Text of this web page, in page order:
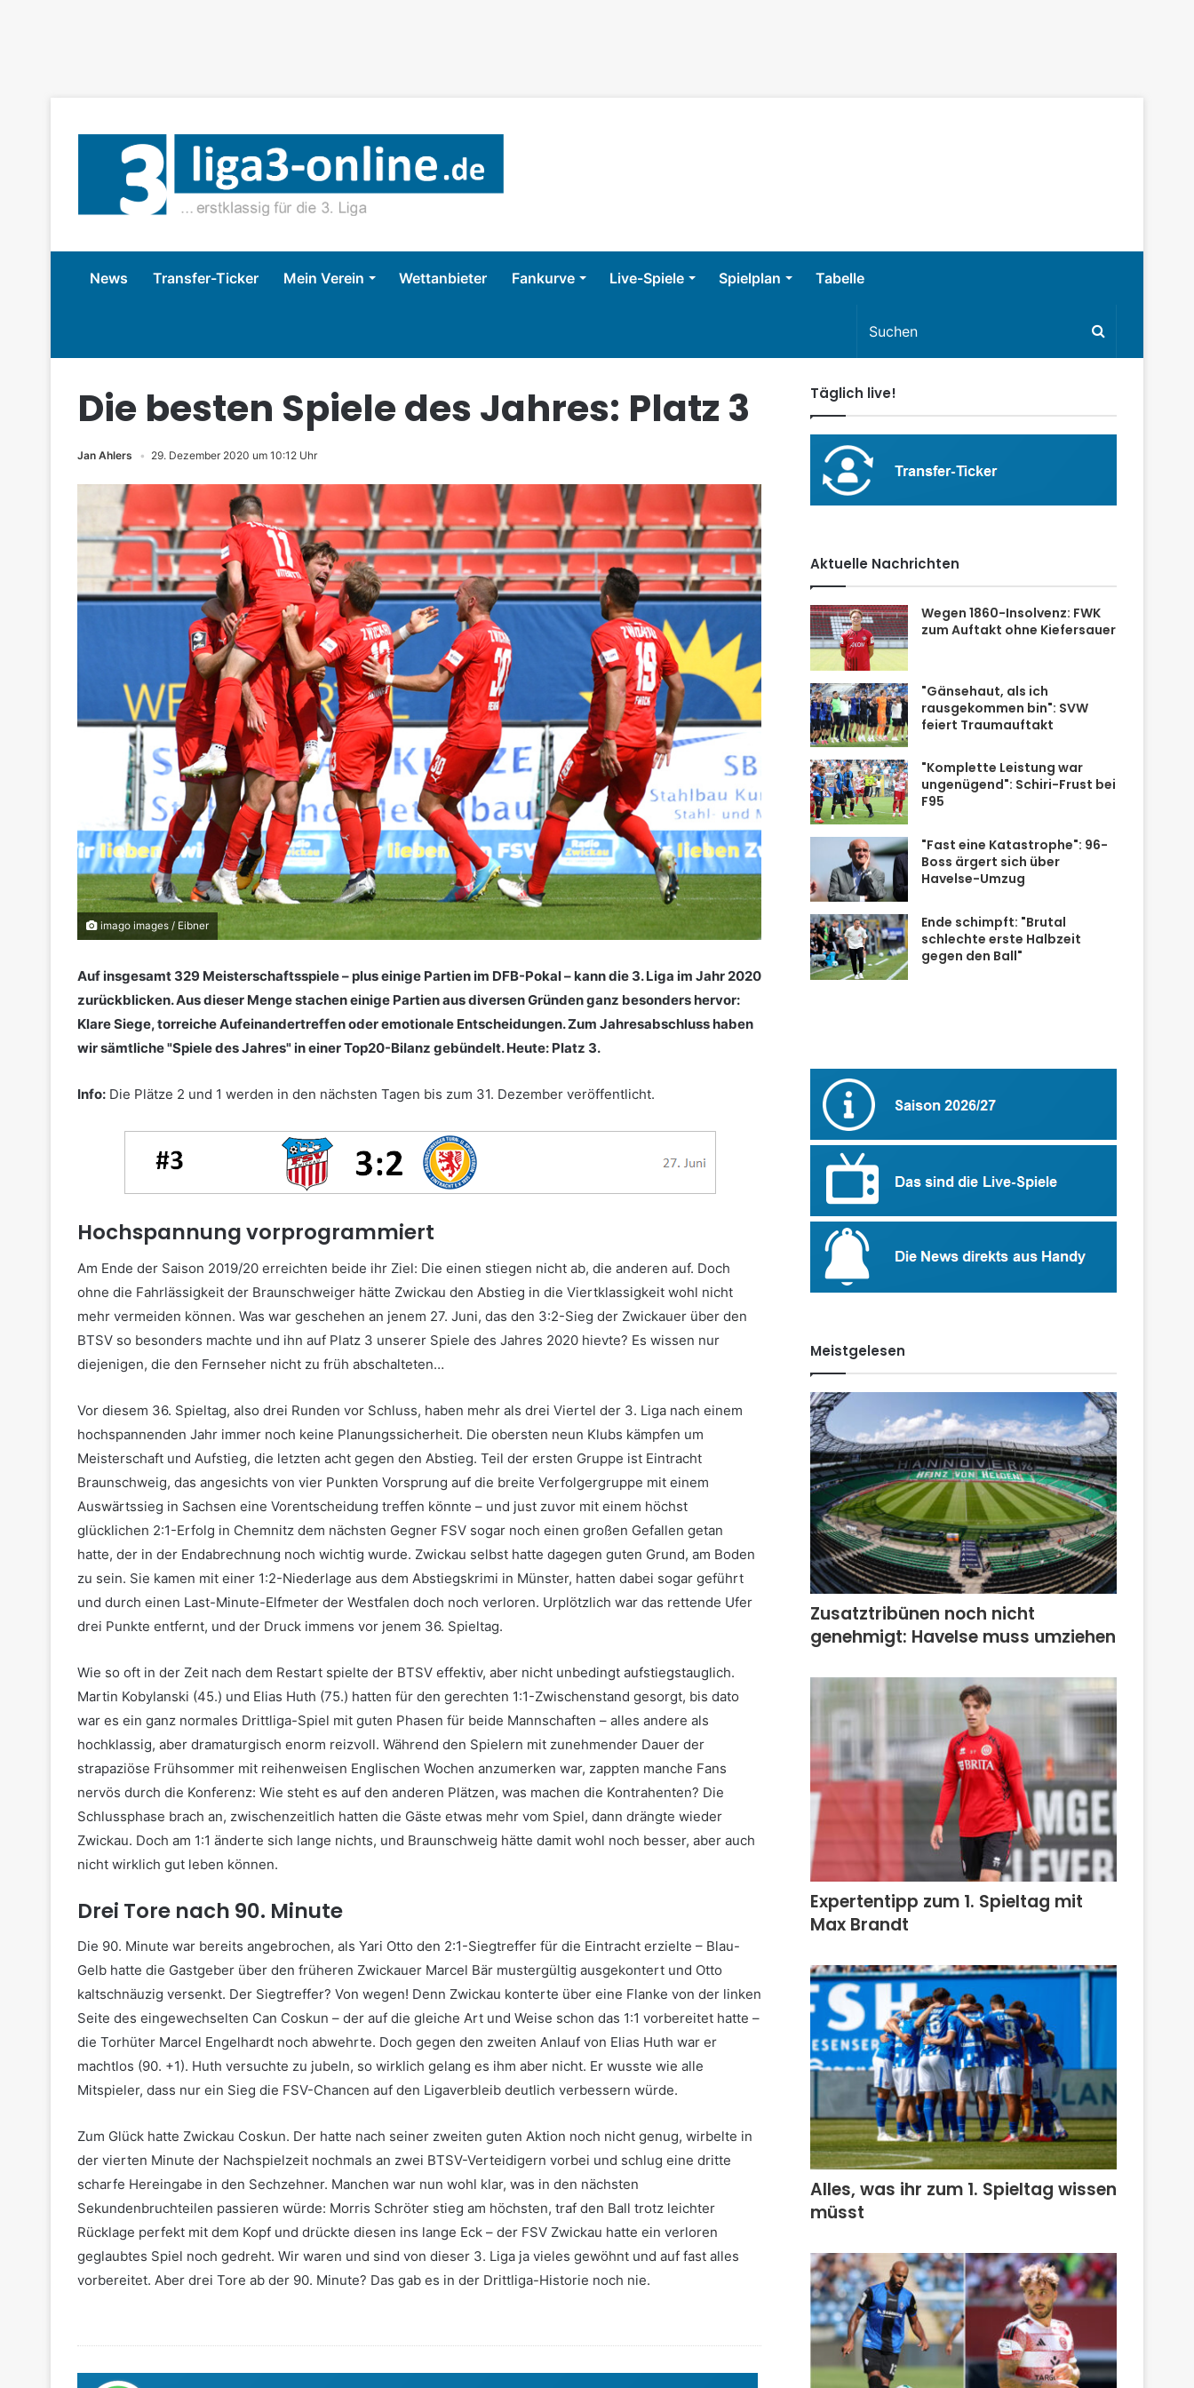
News Transfer-Ticker Mein Verein Wettanbieter Fankurve Live-Spiele Spielplan Tabelle
Die besten Spiele des Jahres: Platz 3
Jan Ahlers 29. Dezember 2020 um 10:12 Uhr
imago images / Eibner
Auf insgesamt 329 Meisterschaftsspiele – plus einige Partien im DFB-Pokal – kann die 3. Liga im Jahr 2020
zurückblicken. Aus dieser Menge stachen einige Partien aus diversen Gründen ganz besonders hervor:
Klare Siege, torreiche Aufeinandertreffen oder emotionale Entscheidungen. Zum Jahresabschluss haben
wir sämtliche "Spiele des Jahres" in einer Top20-Bilanz gebündelt. Heute: Platz 3.
Info: Die Plätze 2 und 1 werden in den nächsten Tagen bis zum 31. Dezember veröffentlicht.
Hochspannung vorprogrammiert
Am Ende der Saison 2019/20 erreichten beide ihr Ziel: Die einen stiegen nicht ab, die anderen auf. Doch
ohne die Fahrlässigkeit der Braunschweiger hätte Zwickau den Abstieg in die Viertklassigkeit wohl nicht
mehr vermeiden können. Was war geschehen an jenem 27. Juni, das den 3:2-Sieg der Zwickauer über den
BTSV so besonders machte und ihn auf Platz 3 unserer Spiele des Jahres 2020 hievte? Es wissen nur
diejenigen, die den Fernseher nicht zu früh abschalteten…
Vor diesem 36. Spieltag, also drei Runden vor Schluss, haben mehr als drei Viertel der 3. Liga nach einem
hochspannenden Jahr immer noch keine Planungssicherheit. Die obersten neun Klubs kämpfen um
Meisterschaft und Aufstieg, die letzten acht gegen den Abstieg. Teil der ersten Gruppe ist Eintracht
Braunschweig, das angesichts von vier Punkten Vorsprung auf die breite Verfolgergruppe mit einem
Auswärtssieg in Sachsen eine Vorentscheidung treffen könnte – und just zuvor mit einem höchst
glücklichen 2:1-Erfolg in Chemnitz dem nächsten Gegner FSV sogar noch einen großen Gefallen getan
hatte, der in der Endabrechnung noch wichtig wurde. Zwickau selbst hatte dagegen guten Grund, am Boden
zu sein. Sie kamen mit einer 1:2-Niederlage aus dem Abstiegskrimi in Münster, hatten dabei sogar geführt
und durch einen Last-Minute-Elfmeter der Westfalen doch noch verloren. Urplötzlich war das rettende Ufer
drei Punkte entfernt, und der Druck immens vor jenem 36. Spieltag.
Wie so oft in der Zeit nach dem Restart spielte der BTSV effektiv, aber nicht unbedingt aufstiegstauglich.
Martin Kobylanski (45.) und Elias Huth (75.) hatten für den gerechten 1:1-Zwischenstand gesorgt, bis dato
war es ein ganz normales Drittliga-Spiel mit guten Phasen für beide Mannschaften – alles andere als
hochklassig, aber dramaturgisch enorm reizvoll. Während den Spielern mit zunehmender Dauer der
strapaziöse Frühsommer mit reihenweisen Englischen Wochen anzumerken war, zappten manche Fans
nervös durch die Konferenz: Wie steht es auf den anderen Plätzen, was machen die Kontrahenten? Die
Schlussphase brach an, zwischenzeitlich hatten die Gäste etwas mehr vom Spiel, dann drängte wieder
Zwickau. Doch am 1:1 änderte sich lange nichts, und Braunschweig hätte damit wohl noch besser, aber auch
nicht wirklich gut leben können.
Drei Tore nach 90. Minute
Die 90. Minute war bereits angebrochen, als Yari Otto den 2:1-Siegtreffer für die Eintracht erzielte – Blau-
Gelb hatte die Gastgeber über den früheren Zwickauer Marcel Bär mustergültig ausgekontert und Otto
kaltschnäuzig versenkt. Der Siegtreffer? Von wegen! Denn Zwickau konterte über eine Flanke von der linken
Seite des eingewechselten Can Coskun – der auf die gleiche Art und Weise schon das 1:1 vorbereitet hatte –
die Torhüter Marcel Engelhardt noch abwehrte. Doch gegen den zweiten Anlauf von Elias Huth war er
machtlos (90. +1). Huth versuchte zu jubeln, so wirklich gelang es ihm aber nicht. Er wusste wie alle
Mitspieler, dass nur ein Sieg die FSV-Chancen auf den Ligaverbleib deutlich verbessern würde.
Zum Glück hatte Zwickau Coskun. Der hatte nach seiner zweiten guten Aktion noch nicht genug, wirbelte in
der vierten Minute der Nachspielzeit nochmals an zwei BTSV-Verteidigern vorbei und schlug eine dritte
scharfe Hereingabe in den Sechzehner. Manchen war nun wohl klar, was in den nächsten
Sekundenbruchteilen passieren würde: Morris Schröter stieg am höchsten, traf den Ball trotz leichter
Rücklage perfekt mit dem Kopf und drückte diesen ins lange Eck – der FSV Zwickau hatte ein verloren
geglaubtes Spiel noch gedreht. Wir waren und sind von dieser 3. Liga ja vieles gewöhnt und auf fast alles
vorbereitet. Aber drei Tore ab der 90. Minute? Das gab es in der Drittliga-Historie noch nie.
Täglich live!
Aktuelle Nachrichten
Wegen 1860-Insolvenz: FWK
zum Auftakt ohne Kiefersauer
"Gänsehaut, als ich
rausgekommen bin": SVW
feiert Traumauftakt
"Komplette Leistung war
ungenügend": Schiri-Frust bei
F95
"Fast eine Katastrophe": 96-
Boss ärgert sich über
Havelse-Umzug
Ende schimpft: "Brutal
schlechte erste Halbzeit
gegen den Ball"
Meistgelesen
Zusatztribünen noch nicht
genehmigt: Havelse muss umziehen
Expertentipp zum 1. Spieltag mit
Max Brandt
Alles, was ihr zum 1. Spieltag wissen
müsst